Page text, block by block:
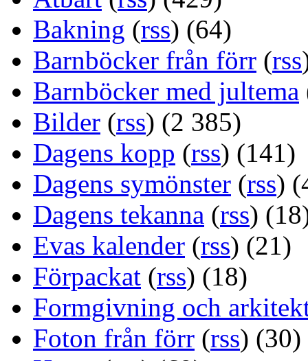
Bakning (rss) (64)
Barnböcker från förr (rss
Barnböcker med jultema
Bilder (rss) (2 385)
Dagens kopp (rss) (141)
Dagens symönster (rss)
Dagens tekanna (rss)
Evas kalender (rss) (21)
Förpackat (rss) (18)
Formgivning och
Foton från förr (rss) (30)